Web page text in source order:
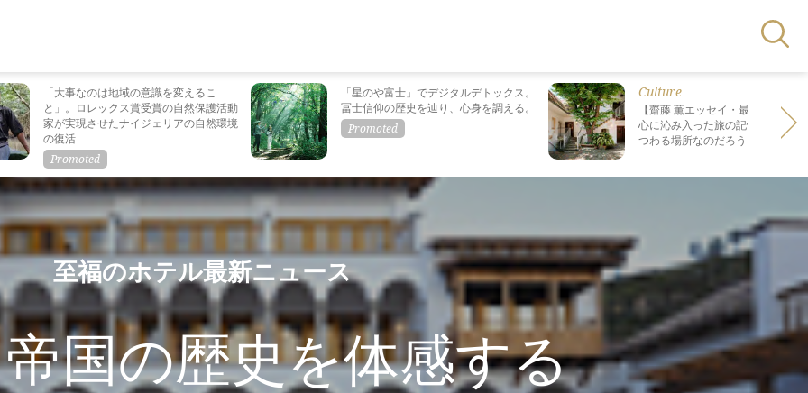
「大事なのは地域の意識を変えるこ
と」。ロレックス賞受賞の自然保護活動
家が実現させたナイジェリアの自然環境
の復活
「星のや富士」でデジタルデトックス。
冨士信仰の歴史を辿り、心身を調える。
Culture
【齋藤 薫エッセイ・最終回】 最
心に沁み入った旅の記憶は なぜ“死
つわる場所なのだろう？
至福のホテル最新ニュース
国の歴史を体感する